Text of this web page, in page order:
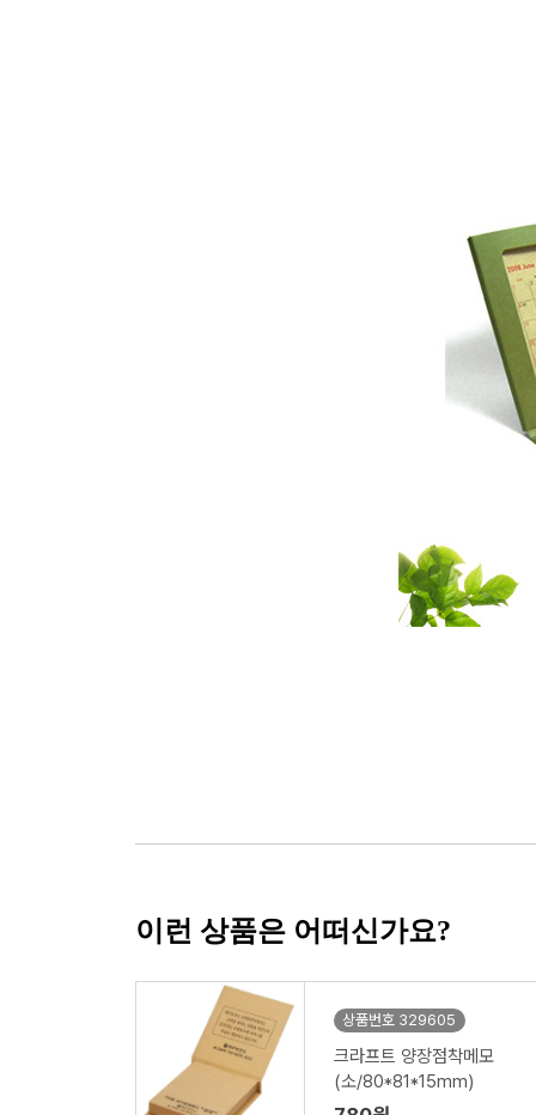
이런 상품은 어떠신가요?
상품번호 329605
크라프트 양장점착메모
(소/80*81*15mm)